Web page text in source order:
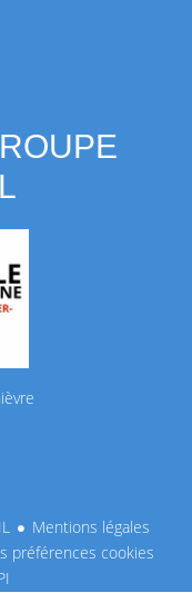
Mentions légales
préférences cookies